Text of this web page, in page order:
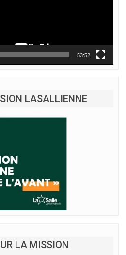
53:52
LASALLIENNE
LA MISSION